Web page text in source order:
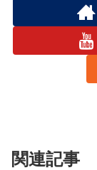
関連記事